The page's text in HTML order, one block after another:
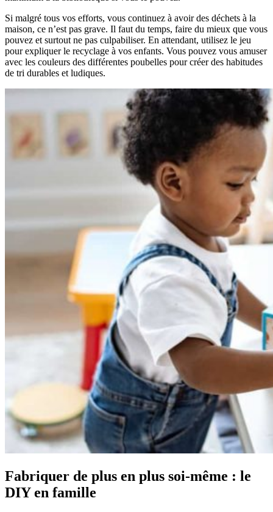
Si malgré tous vos efforts, vous continuez à avoir des déchets à la
maison, ce n’est pas grave. Il faut du temps, faire du mieux que vous
pouvez et surtout ne pas culpabiliser. En attendant, utilisez le jeu
pour expliquer le recyclage à vos enfants. Vous pouvez vous amuser
avec les couleurs des différentes poubelles pour créer des habitudes
de tri durables et ludiques.
Fabriquer de plus en plus soi-même : le
DIY en famille